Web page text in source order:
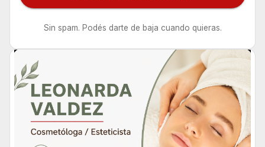
Sin spam. Podés darte de baja cuando quieras.